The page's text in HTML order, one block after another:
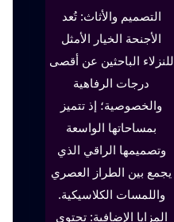
التصميم والأثاث: تُعد
الأجنحة الخيار الأمثل
للنزلاء الباحثين عن أقصى
درجات الرفاهية
والخصوصية؛ إذ تتميز
بمساحاتها الواسعة
وتصميمها الراقي الذي
يجمع بين الطراز العصري
واللمسات الكلاسيكية.
المزايا الإضافية: تحتوي